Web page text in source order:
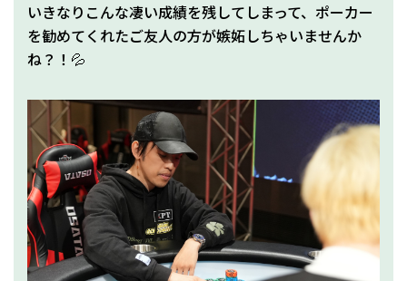
いきなりこんな凄い成績を残してしまって、ポーカー
を勧めてくれたご友人の方が嫉妬しちゃいませんか
ね？！💦